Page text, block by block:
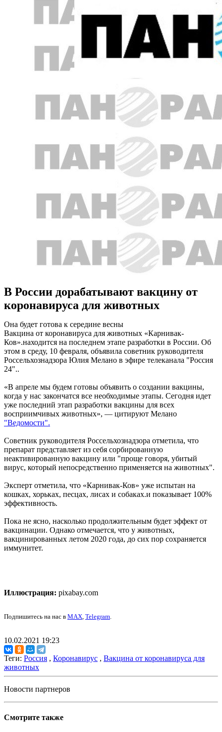
В России дорабатывают вакцину от
коронавируса для животных
Она будет готова к середине весны
Вакцина от коронавируса для животных «Карнивак-
Ков».находится на последнем этапе разработки в России. Об
этом в среду, 10 февраля, объявила советник руководителя
Россельхознадзора Юлия Мелано в эфире телеканала "Россия
24"..
«В апреле мы будем готовы объявить о создании вакцины,
когда у нас закончатся все необходимые этапы. Сегодня идет
уже последний этап разработки вакцины для всех
восприимчивых животных», — цитируют Мелано
"Ведомости".
Советник руководителя Россельхознадзора отметила, что
препарат представляет из себя сорбированную
неактивированную вакцину или "проще говоря, убитый
вирус, который непосредственно применяется на животных".
Эксперт отметила, что «Карнивак-Ков» уже испытан на
кошках, хорьках, песцах, лисах и собаках.и показывает 100%
эффективность.
Пока не ясно, насколько продолжительным будет эффект от
вакцинации. Однако отмечается, что у животных,
вакцинированных летом 2020 года, до сих пор сохраняется
иммунитет.
Иллюстрация: pixabay.com
Подпишитесь на нас в MAX, Telegram.
10.02.2021 19:23
Теги: Россия , Коронавирус , Вакцина от коронавируса для
животных
Новости партнеров
Смотрите также